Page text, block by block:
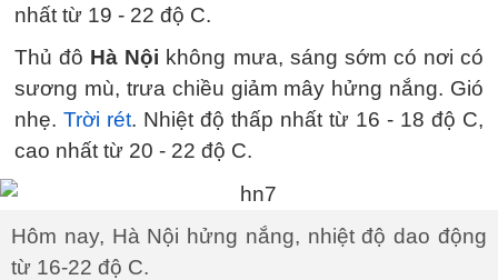
nhất từ 19 - 22 độ C.
Thủ đô Hà Nội không mưa, sáng sớm có nơi có
sương mù, trưa chiều giảm mây hửng nắng. Gió
nhẹ. Trời rét. Nhiệt độ thấp nhất từ 16 - 18 độ C,
cao nhất từ 20 - 22 độ C.
Hôm nay, Hà Nội hửng nắng, nhiệt độ dao động
từ 16-22 độ C.